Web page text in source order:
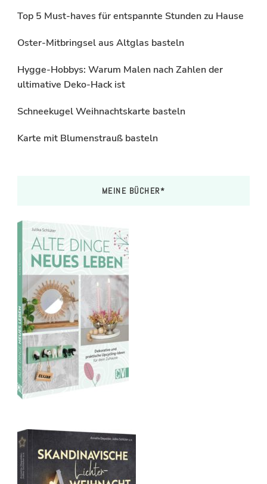
Top 5 Must-haves für entspannte Stunden zu Hause
Oster-Mitbringsel aus Altglas basteln
Hygge-Hobbys: Warum Malen nach Zahlen der
ultimative Deko-Hack ist
Schneekugel Weihnachtskarte basteln
Karte mit Blumenstrauß basteln
MEINE BÜCHER*